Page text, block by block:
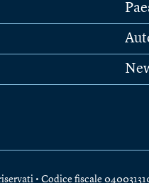
• Codice fiscale